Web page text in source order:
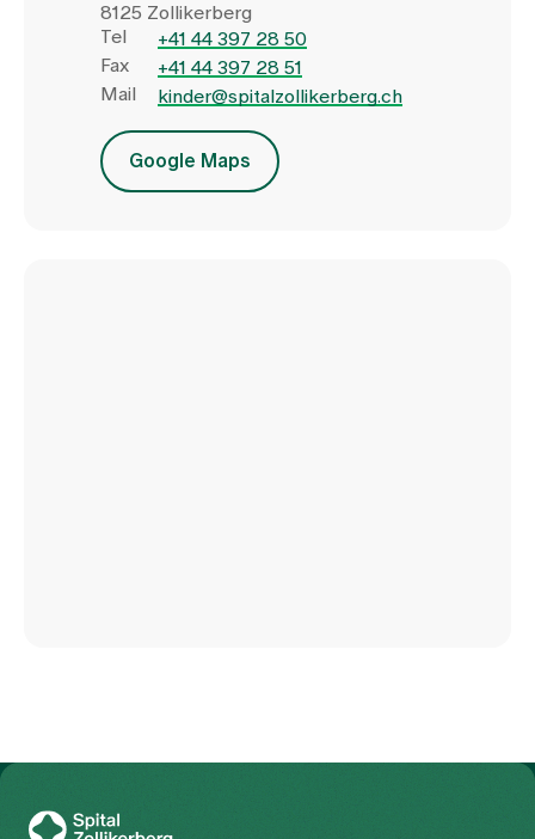
8125 Zollikerberg
Tel
+41 44 397 28 50
Fax
+41 44 397 28 51
Mail
kinder@spitalzollikerberg.ch
Google Maps